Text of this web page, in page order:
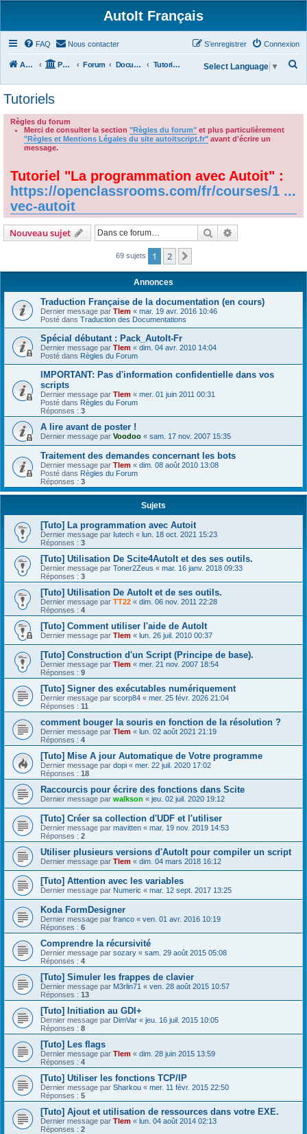
AutoIt Français
FAQ Nous contacter Connexion
S’enregistrer
Accueil Portail Forum Documentations Tutoriels
h
Select Language ▼
Tutoriels
Règles du forum
Merci de consulter la section "Règles du forum" et plus particulièrement
"Règles et Mentions Légales du site autoitscript.fr" avant d'écrire un
message.
Tutoriel "La programmation avec Autoit" :
https://openclassrooms.com/fr/courses/1 ...
vec-autoit
Nouveau sujet Rechercher
69 sujets 1 2
Annonces
Traduction Française de la documentation (en cours)
Dernier message par Tlem « mar. 19 avr. 2016 10:46
Posté dans Traduction des Documentations
Spécial débutant : Pack_AutoIt-Fr
Dernier message par Tlem « dim. 04 avr. 2010 14:04
Posté dans Règles du Forum
IMPORTANT: Pas d'information confidentielle dans vos
scripts
Dernier message par Tlem « mer. 01 juin 2011 00:31
Posté dans Règles du Forum
Réponses : 3
A lire avant de poster !
Dernier message par Voodoo « sam. 17 nov. 2007 15:35
Traitement des demandes concernant les bots
Dernier message par Tlem « dim. 08 août 2010 13:08
Posté dans Règles du Forum
Réponses : 3
Sujets
[Tuto] La programmation avec Autoit
Dernier message par Iutech « lun. 18 oct. 2021 15:23
Réponses : 3
[Tuto] Utilisation De Scite4AutoIt et des ses outils.
Dernier message par Toner2Zeus « mar. 16 janv. 2018 09:33
Réponses : 3
[Tuto] Utilisation De AutoIt et de ses outils.
Dernier message par TT22 « dim. 06 nov. 2011 22:28
Réponses : 4
[Tuto] Comment utiliser l'aide de AutoIt
Dernier message par Tlem « lun. 26 juil. 2010 00:37
[Tuto] Construction d'un Script (Principe de base).
Dernier message par Tlem « mer. 21 nov. 2007 18:54
Réponses : 9
[Tuto] Signer des exécutables numériquement
Dernier message par scorp84 « mer. 25 févr. 2026 21:04
Réponses : 11
comment bouger la souris en fonction de la résolution ?
Dernier message par Tlem « lun. 02 août 2021 21:19
Réponses : 4
[Tuto] Mise A jour Automatique de Votre programme
Dernier message par dopi « mer. 22 juil. 2020 17:02
Réponses : 18
Raccourcis pour écrire des fonctions dans Scite
Dernier message par walkson « jeu. 02 juil. 2020 19:12
[Tuto] Créer sa collection d'UDF et l'utiliser
Dernier message par mavitten « mar. 19 nov. 2019 14:53
Réponses : 2
Utiliser plusieurs versions d'AutoIt pour compiler un script
Dernier message par Tlem « dim. 04 mars 2018 16:12
[Tuto] Attention avec les variables
Dernier message par Numeric « mar. 12 sept. 2017 13:25
Koda FormDesigner
Dernier message par franco « ven. 01 avr. 2016 10:19
Réponses : 6
Comprendre la récursivité
Dernier message par sozary « sam. 29 août 2015 05:08
Réponses : 4
[Tuto] Simuler les frappes de clavier
Dernier message par M3rlin71 « ven. 28 août 2015 10:57
Réponses : 13
[Tuto] Initiation au GDI+
Dernier message par DimVar « jeu. 16 juil. 2015 10:05
Réponses : 8
[Tuto] Les flags
Dernier message par Tlem « dim. 28 juin 2015 13:59
Réponses : 4
[Tuto] Utiliser les fonctions TCP/IP
Dernier message par Sharkou « mer. 11 févr. 2015 22:50
Réponses : 5
[Tuto] Ajout et utilisation de ressources dans votre EXE.
Dernier message par Tlem « lun. 04 août 2014 02:13
Réponses : 2